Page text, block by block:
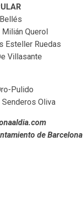
Querol
Esteller Ruedas
Villasante
Pulido
Oliva
de Barcelona